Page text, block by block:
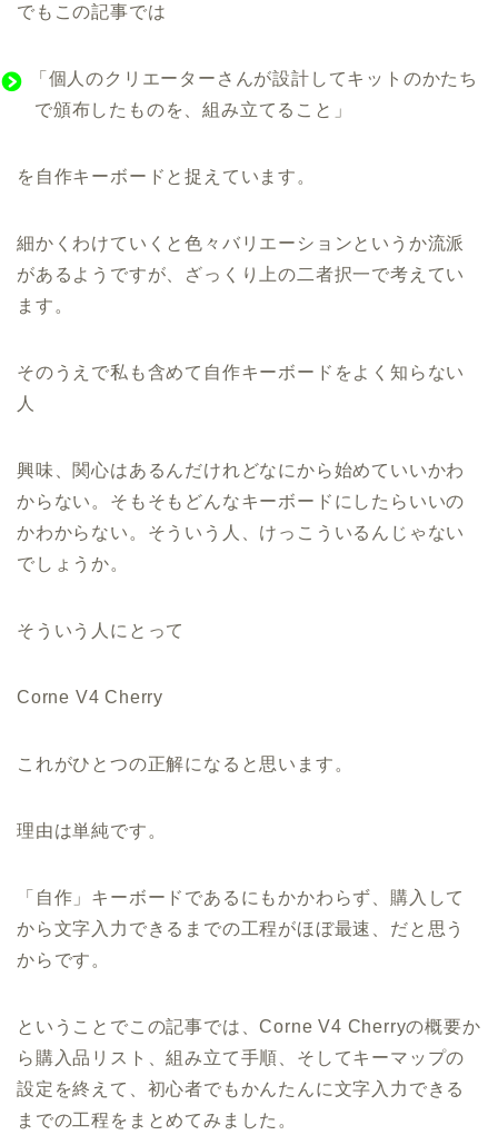
でもこの記事では
「個人のクリエーターさんが設計してキットのかたち
で頒布したものを、組み立てること」
を自作キーボードと捉えています。
細かくわけていくと色々バリエーションというか流派
があるようですが、ざっくり上の二者択一で考えてい
ます。
そのうえで私も含めて自作キーボードをよく知らない
人
興味、関心はあるんだけれどなにから始めていいかわ
からない。そもそもどんなキーボードにしたらいいの
かわからない。そういう人、けっこういるんじゃない
でしょうか。
そういう人にとって
Corne V4 Cherry
これがひとつの正解になると思います。
理由は単純です。
「自作」キーボードであるにもかかわらず、購入して
から文字入力できるまでの工程がほぼ最速、だと思う
からです。
ということでこの記事では、Corne V4 Cherryの概要か
ら購入品リスト、組み立て手順、そしてキーマップの
設定を終えて、初心者でもかんたんに文字入力できる
までの工程をまとめてみました。